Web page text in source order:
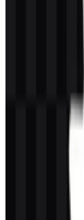
Sistem aset saat
varian logo dan
Palet
Warna merek ini
penanda visual
identitas yang
memberikan
dan penggunaan
oleh Rust
sementara abu-
dan lingkungan